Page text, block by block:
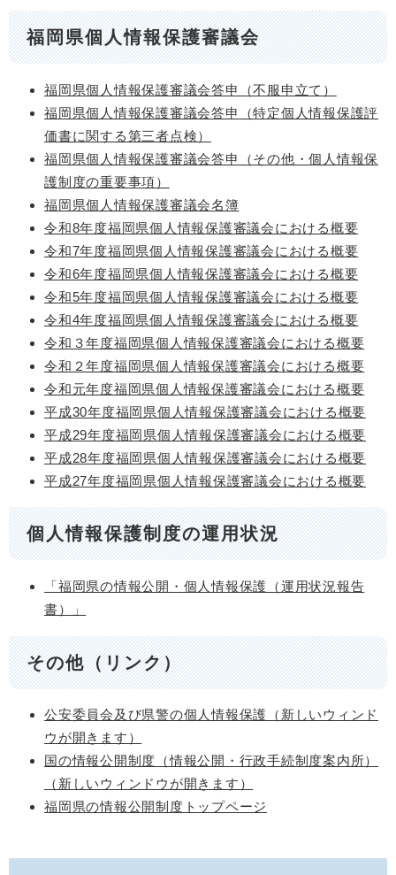
福岡県個人情報保護審議会
福岡県個人情報保護審議会答申（不服申立て）
福岡県個人情報保護審議会答申（特定個人情報保護評
価書に関する第三者点検）
福岡県個人情報保護審議会答申（その他・個人情報保
護制度の重要事項）
福岡県個人情報保護審議会名簿
令和8年度福岡県個人情報保護審議会における概要
令和7年度福岡県個人情報保護審議会における概要
令和6年度福岡県個人情報保護審議会における概要
令和5年度福岡県個人情報保護審議会における概要
令和4年度福岡県個人情報保護審議会における概要
令和３年度福岡県個人情報保護審議会における概要
令和２年度福岡県個人情報保護審議会における概要
令和元年度福岡県個人情報保護審議会における概要
平成30年度福岡県個人情報保護審議会における概要
平成29年度福岡県個人情報保護審議会における概要
平成28年度福岡県個人情報保護審議会における概要
平成27年度福岡県個人情報保護審議会における概要
個人情報保護制度の運用状況
「福岡県の情報公開・個人情報保護（運用状況報告
書）」
その他（リンク）
公安委員会及び県警の個人情報保護（新しいウィンド
ウが開きます）
国の情報公開制度（情報公開・行政手続制度案内所）
（新しいウィンドウが開きます）
福岡県の情報公開制度トップページ